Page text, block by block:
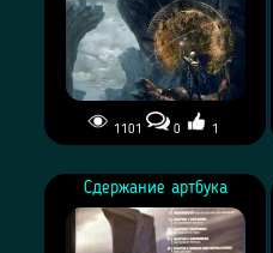
1101 0 1
The Art of Mass Effect:
Andromeda
Сдержание артбука